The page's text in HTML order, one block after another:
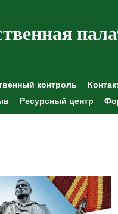
контроль
Ресурсный центр